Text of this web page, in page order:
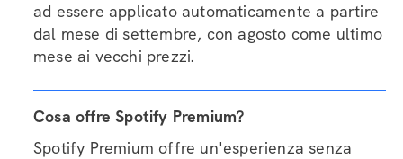
ad essere applicato automaticamente a partire
dal mese di settembre, con agosto come ultimo
mese ai vecchi prezzi.
Cosa offre Spotify Premium?
Spotify Premium offre un'esperienza senza